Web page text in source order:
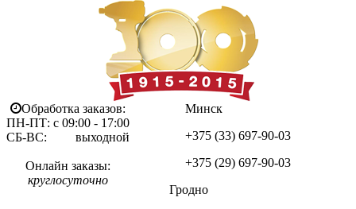
Обработка заказов:
ПН-ПТ: с 09:00 - 17:00
СБ-ВС: выходной
Онлайн заказы:
круглосуточно
Минск
+375 (33) 697-90-03
+375 (29) 697-90-03
Гродно